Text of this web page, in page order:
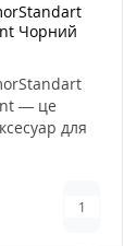
Чорний
— це
для